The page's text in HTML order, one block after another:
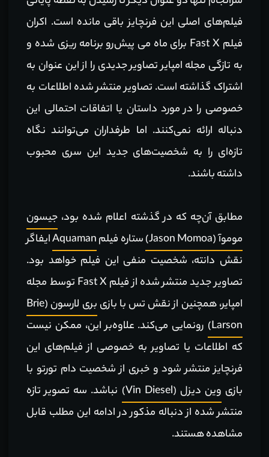
فیلم‌های اصلی این فرنچایز باقی مانده است. اکران
فیلم Fast X برای ماه می پیش‌رو برنامه ریزی شده و
به تازگی مجله امپایر تصاویر جدیدی را از این عنوان به
اشتراک گذاشته است. تصاویر منتشر شده اطلاعات به
خصوصی را در مورد داستان یا اتفاقات احتمالی این
دنباله ارائه نمی‌کنند. اما طرفداران می‌توانند نگاه
تازه‌ای را به شخصیت‌های جدید این سری محبوب
داشته باشند.
مطابق آن‌چه که در گذشته اعلام شده بود، جیسون
موموآ (Jason Momoa)
ستاره فیلمAquamanایفاگر
نقش دانته، شخصیت منفی این فیلم خواهد بود.
تصاویر جدید منتشر شده از فیلم Fast X توسط مجله
امپایر، همچنین از نقش تس با بازی
بری لارسون (Brie
Larson) رونمایی می‌کند. علاوه‌بر این، ممکن نیست
که اطلاعات یا تصاویر به خصوصی از فیلم‌های این
فرنچایز منتشر شود و خبری از شخصیت دام تورتو با
بازی وین دیزل (Vin Diesel)
نباشد. سه تصویر تازه
منتشر شده از دنباله مذکور در ادامه این مطلب قابل
مشاهده هستند.